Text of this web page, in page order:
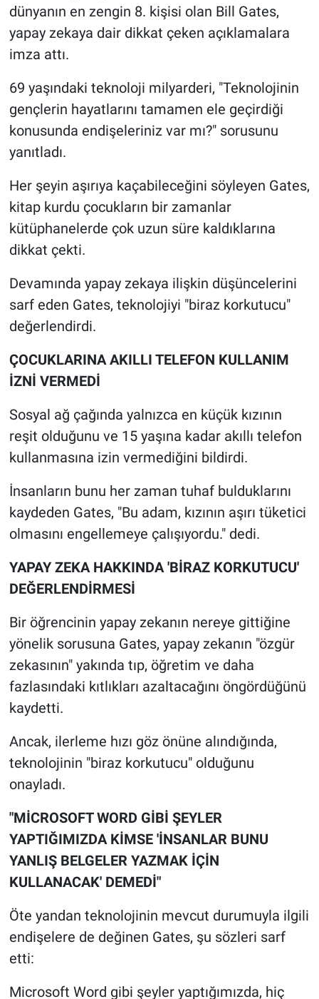
dünyanın en zengin 8. kişisi olan Bill Gates,
yapay zekaya dair dikkat çeken açıklamalara
imza attı.
69 yaşındaki teknoloji milyarderi, "Teknolojinin
gençlerin hayatlarını tamamen ele geçirdiği
konusunda endişeleriniz var mı?" sorusunu
yanıtladı.
Her şeyin aşırıya kaçabileceğini söyleyen Gates,
kitap kurdu çocukların bir zamanlar
kütüphanelerde çok uzun süre kaldıklarına
dikkat çekti.
Devamında yapay zekaya ilişkin düşüncelerini
sarf eden Gates, teknolojiyi "biraz korkutucu"
değerlendirdi.
ÇOCUKLARINA AKILLI TELEFON KULLANIM
İZNİ VERMEDİ
Sosyal ağ çağında yalnızca en küçük kızının
reşit olduğunu ve 15 yaşına kadar akıllı telefon
kullanmasına izin vermediğini bildirdi.
İnsanların bunu her zaman tuhaf bulduklarını
kaydeden Gates, "Bu adam, kızının aşırı tüketici
olmasını engellemeye çalışıyordu." dedi.
YAPAY ZEKA HAKKINDA 'BİRAZ KORKUTUCU'
DEĞERLENDİRMESİ
Bir öğrencinin yapay zekanın nereye gittiğine
yönelik sorusuna Gates, yapay zekanın "özgür
zekasının" yakında tıp, öğretim ve daha
fazlasındaki kıtlıkları azaltacağını öngördüğünü
kaydetti.
Ancak, ilerleme hızı göz önüne alındığında,
teknolojinin "biraz korkutucu" olduğunu
onayladı.
"MİCROSOFT WORD GİBİ ŞEYLER
YAPTIĞIMIZDA KİMSE 'İNSANLAR BUNU
YANLIŞ BELGELER YAZMAK İÇİN
KULLANACAK' DEMEDİ"
Öte yandan teknolojinin mevcut durumuyla ilgili
endişelere de değinen Gates, şu sözleri sarf
etti:
Microsoft Word gibi şeyler yaptığımızda, hiç
Haber
İlan
Kimdir
Koronavirüs
Ne demişti
Nedir
Popüler
Programlar
Sağlık
Spor
Teknoloji
Türkiye'nin Geleceği
Türkiye'nin Gündemi
Yerel Gündem
Yerel Yaşam